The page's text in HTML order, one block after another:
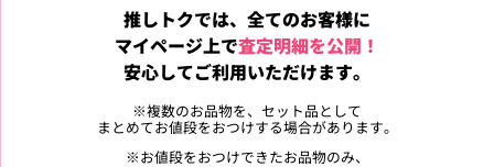
推しトクでは、全てのお客様に
マイページ上で査定明細を公開！
安心してご利用いただけます。
※複数のお品物を、セット品として
まとめてお値段をおつけする場合があります。
※お値段をおつけできたお品物のみ、